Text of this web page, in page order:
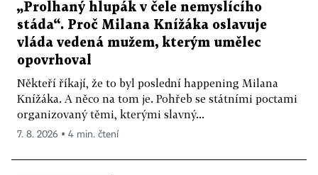
„Prolhaný hlupák v čele nemyslícího
stáda“. Proč Milana Knížáka oslavuje
vláda vedená mužem, kterým umělec
opovrhoval
Někteří říkají, že to byl poslední happening Milana
Knížáka. A něco na tom je. Pohřeb se státními poctami
organizovaný těmi, kterými slavný...
7. 8. 2026 ▪ 4 min. čtení